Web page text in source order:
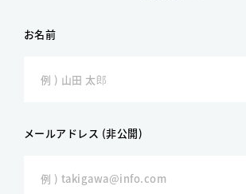
お名前
メールアドレス (非公開)